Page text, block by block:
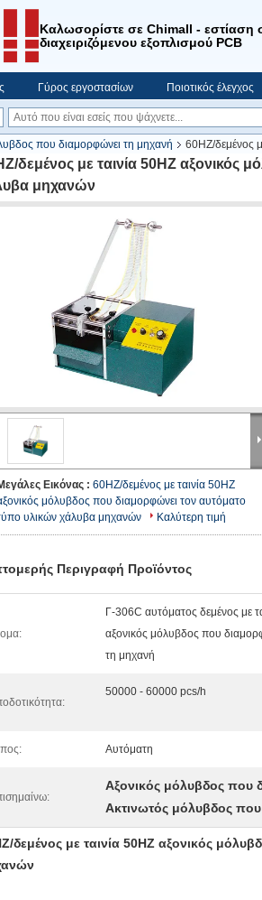
Καλωσορίστε σε Chimall - εστίαση
διαχειριζόμενου εξοπλισμού PCB
Γύρος εργοστασίων Ποιοτικός έλεγχος
που διαμορφώνει τη μηχανή 60HZ/δεμένος
δεμένος με ταινία 50HZ αξονικός
μηχανών
Εικόνας : 60HZ/δεμένος με ταινία 50HZ
μόλυβδος που διαμορφώνει τον αυτόματο
υλικών χάλυβα μηχανών
Καλύτερη τιμή
Περιγραφή Προϊόντος
Γ-306C αυτόματος δεμένος με
αξονικός μόλυβδος που
τη μηχανή
50000 - 60000 pcs/h
Αυτόματη
Αξονικός μόλυβδος που
Ακτινωτός μόλυβδος
δεμένος με ταινία 50HZ αξονικός